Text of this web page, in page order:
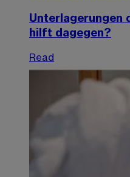
Unterlagerungen
hilft dagegen?
Read